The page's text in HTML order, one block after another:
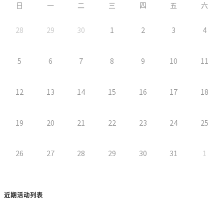
日 一 二 三 四 五 六
28 29 30 1 2 3 4
5 6 7 8 9 10 11
12 13 14 15 16 17 18
19 20 21 22 23 24 25
26 27 28 29 30 31 1
近期活动列表